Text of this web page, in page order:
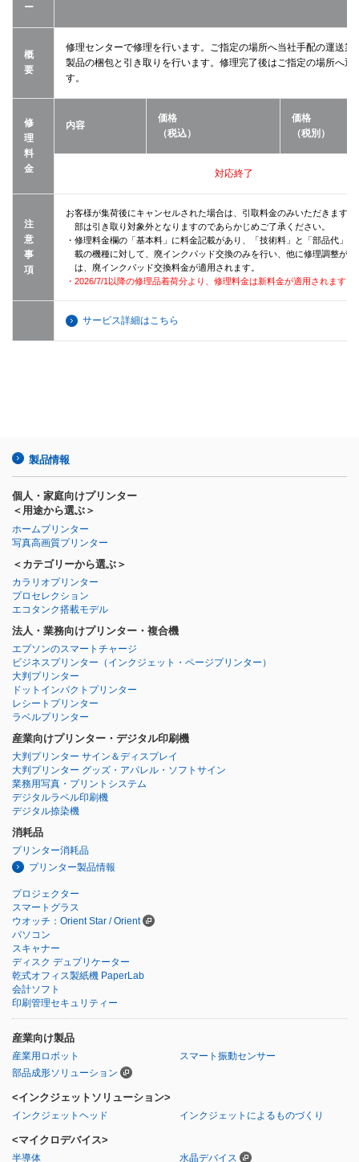
ー
概
要
修理センターで修理を行います。ご指定の場所へ当社手配の運送業
製品の梱包と引き取りを行います。修理完了後はご指定の場所へ返
す。
修
理
料
金
内容
価格
（税込）
価格
（税別）
対応終了
注
意
事
項
お客様が集荷後にキャンセルされた場合は、引取料金のみいただきます。
部は引き取り対象外となりますのであらかじめご了承ください。
・修理料金欄の「基本料」に料金記載があり、「技術料」と「部品代」
載の機種に対して、廃インクパッド交換のみを行い、他に修理調整が無
は、廃インクパッド交換料金が適用されます。
・2026/7/1以降の修理品着荷分より、修理料金は新料金が適用されます。
サービス詳細はこちら
製品情報
個人・家庭向けプリンター
＜用途から選ぶ＞
ホームプリンター
写真高画質プリンター
＜カテゴリーから選ぶ＞
カラリオプリンター
プロセレクション
エコタンク搭載モデル
法人・業務向けプリンター・複合機
エプソンのスマートチャージ
ビジネスプリンター （インクジェット・ページプリンター）
大判プリンター
ドットインパクトプリンター
レシートプリンター
ラベルプリンター
産業向けプリンター・デジタル印刷機
大判プリンター サイン＆ディスプレイ
大判プリンター グッズ・アパレル・ソフトサイン
業務用写真・プリントシステム
デジタルラベル印刷機
デジタル捺染機
消耗品
プリンター消耗品
プリンター製品情報
プロジェクター
スマートグラス
ウオッチ：Orient Star / Orient
パソコン
スキャナー
ディスク デュプリケーター
乾式オフィス製紙機 PaperLab
会計ソフト
印刷管理セキュリティー
産業向け製品
産業用ロボット
スマート振動センサー
部品成形ソリューション
<インクジェットソリューション>
インクジェットヘッド インクジェットによるものづくり
<マイクロデバイス>
半導体 水晶デバイス